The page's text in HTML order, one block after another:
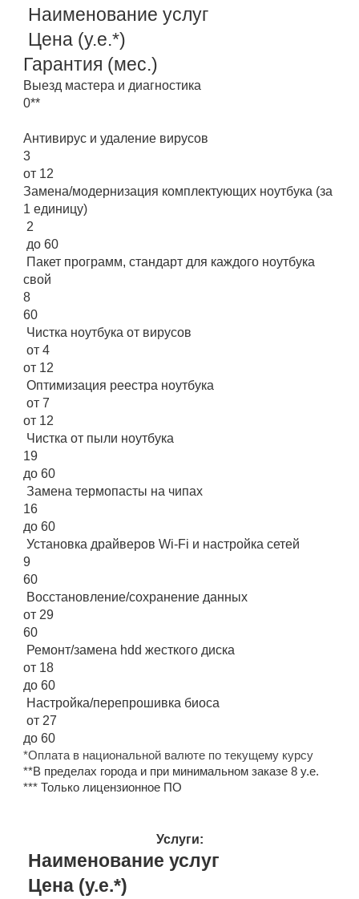
Наименование услуг
Цена (у.е.*)
Гарантия (мес.)
Выезд мастера и диагностика
0**
Антивирус и удаление вирусов
3
от 12
Замена/модернизация комплектующих ноутбука (за
1 единицу)
2
до 60
Пакет программ, стандарт для каждого ноутбука
свой
8
60
Чистка ноутбука от вирусов
от 4
от 12
Оптимизация реестра ноутбука
от 7
от 12
Чистка от пыли ноутбука
19
до 60
Замена термопасты на чипах
16
до 60
Установка драйверов Wi-Fi и настройка сетей
9
60
Восстановление/сохранение данных
от 29
60
Ремонт/замена hdd жесткого диска
от 18
до 60
Настройка/перепрошивка биоса
от 27
до 60
*Оплата в национальной валюте по текущему курсу
**В пределах города и при минимальном заказе 8 у.е.
*** Только лицензионное ПО
Услуги:
Наименование услуг
Цена (у.е.*)